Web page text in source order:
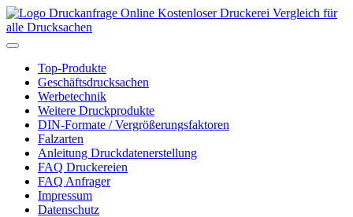
Kostenloser Druckerei Vergleich für
alle Drucksachen
Toggle
navigationTop-Produkte
Geschäftsdrucksachen
Werbetechnik
Weitere Druckprodukte
DIN-Formate / Vergrößerungsfaktoren
Falzarten
Anleitung Druckdatenerstellung
FAQ Druckereien
FAQ Anfrager
Impressum
Datenschutz